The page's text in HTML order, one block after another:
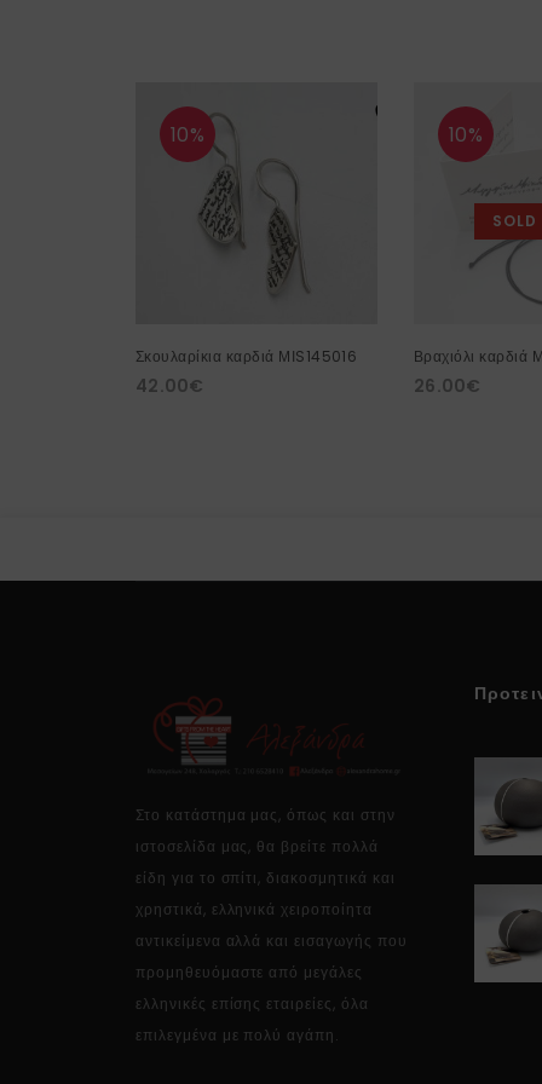
10%
Σκουλαρίκια καρδιά ΜΙS145016
42.00€
10%
SOLD
Βραχιόλι καρδιά
26.00€
Στο κατάστημα μας, όπως και στην
ιστοσελίδα μας, θα βρείτε πολλά
είδη για το σπίτι, διακοσμητικά και
χρηστικά, ελληνικά χειροποίητα
αντικείμενα αλλά και εισαγωγής που
προμηθευόμαστε από μεγάλες
ελληνικές επίσης εταιρείες, όλα
επιλεγμένα με πολύ αγάπη.